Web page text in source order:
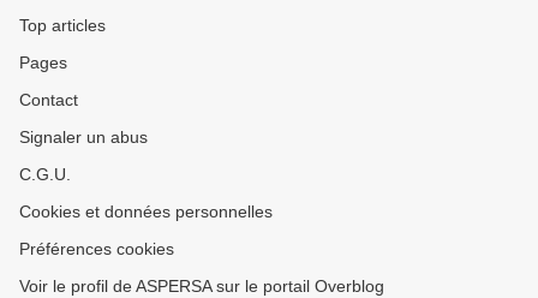
Top articles
Pages
Contact
Signaler un abus
C.G.U.
Cookies et données personnelles
Préférences cookies
Voir le profil de ASPERSA sur le portail Overblog